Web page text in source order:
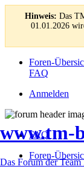
Hinweis: Das
01.01.2026
Foren-
FAQ
Anmelden
www.tm-
Das Forum der
FAQ
Foren-